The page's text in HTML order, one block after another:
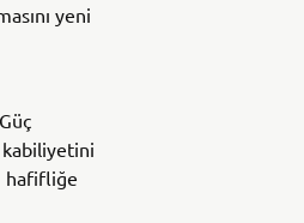
yeni
kabiliyetini
hafifliğe